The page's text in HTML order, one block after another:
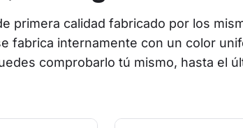
primera calidad fabricado por los
fabrica internamente con un color
comprobarlo tú mismo, hasta el